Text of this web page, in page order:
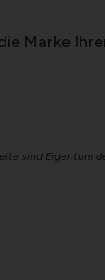
Marke
sind Eigentum